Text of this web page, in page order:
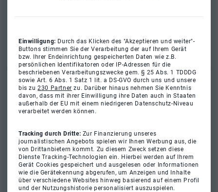
Einwilligung: Durch das Klicken des "Akzeptieren und weiter"-
Buttons stimmen Sie der Verarbeitung der auf Ihrem Gerät
bzw. Ihrer Endeinrichtung gespeicherten Daten wie z.B.
persönlichen Identifikatoren oder IP-Adressen für die
beschriebenen Verarbeitungszwecke gem. § 25 Abs. 1 TDDDG
sowie Art. 6 Abs. 1 Satz 1 lit. a DS-GVO durch uns und unsere
bis zu230 Partner zu. Darüber hinaus nehmen Sie Kenntnis
davon, dass mit ihrer Einwilligung ihre Daten auch in Staaten
außerhalb der EU mit einem niedrigeren Datenschutz-Niveau
verarbeitet werden können.
Tracking durch Dritte: Zur Finanzierung unseres
journalistischen Angebots spielen wir Ihnen Werbung aus, die
von Drittanbietern kommt. Zu diesem Zweck setzen diese
Dienste Tracking-Technologien ein. Hierbei werden auf Ihrem
Gerät Cookies gespeichert und ausgelesen oder Informationen
wie die Gerätekennung abgerufen, um Anzeigen und Inhalte
über verschiedene Websites hinweg basierend auf einem Profil
und der Nutzungshistorie personalisiert auszuspielen.